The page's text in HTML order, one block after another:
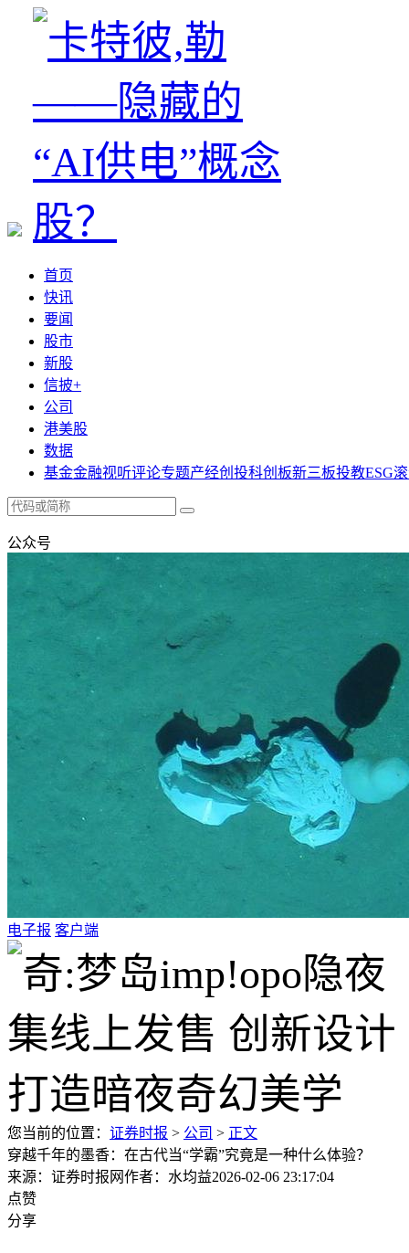
首页
快讯
要闻
股市
新股
信披+
公司
港美股
数据
基金金融视听评论专题产经创投科创板新三板投教ESG
公众号
电子报 客户端
您当前的位置： 证券时报 > 公司 > 正文
穿越千年的墨香：在古代当“学霸”究竟是一种什么体验？
来源：证券时报网作者：水均益2026-02-06 23:17:04
点赞
分享